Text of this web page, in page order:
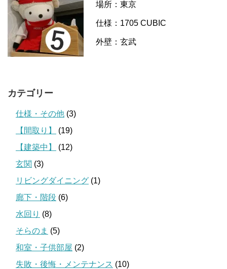
場所：東京
仕様：1705 CUBIC
外壁：玄武
カテゴリー
仕様・その他 (3)
【間取り】
(19)
【建築中】
(12)
玄関 (3)
リビングダイニング (1)
廊下・階段 (6)
水回り (8)
そらのま (5)
和室・子供部屋 (2)
失敗・後悔・メンテナンス (10)